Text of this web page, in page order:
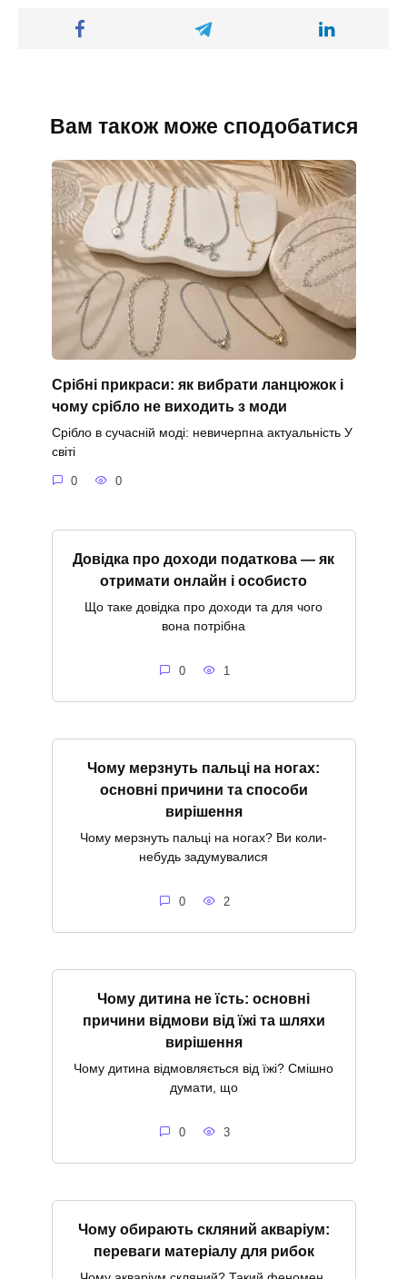
Вам також може сподобатися
Срібні прикраси: як вибрати ланцюжок і
чому срібло не виходить з моди
Срібло в сучасній моді: невичерпна актуальність У
світі
0 0
Довідка про доходи податкова — як
отримати онлайн і особисто
Що таке довідка про доходи та для чого
вона потрібна
0 1
Чому мерзнуть пальці на ногах:
основні причини та способи
вирішення
Чому мерзнуть пальці на ногах? Ви коли-
небудь задумувалися
0 2
Чому дитина не їсть: основні
причини відмови від їжі та шляхи
вирішення
Чому дитина відмовляється від їжі? Смішно
думати, що
0 3
Чому обирають скляний акваріум:
переваги матеріалу для рибок